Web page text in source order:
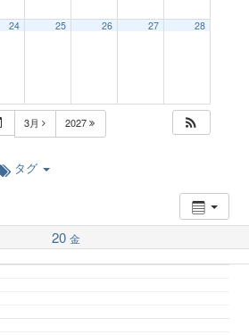
a
24 25 26 27 28
3月 2027
タグ
20 金